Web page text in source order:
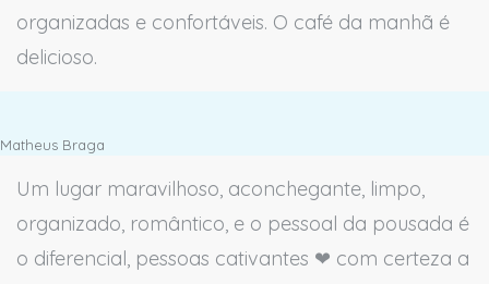
organizadas e confortáveis. O café da manhã é
delicioso.
Matheus Braga
Um lugar maravilhoso, aconchegante, limpo,
organizado, romântico, e o pessoal da pousada é
o diferencial, pessoas cativantes ❤ com certeza a